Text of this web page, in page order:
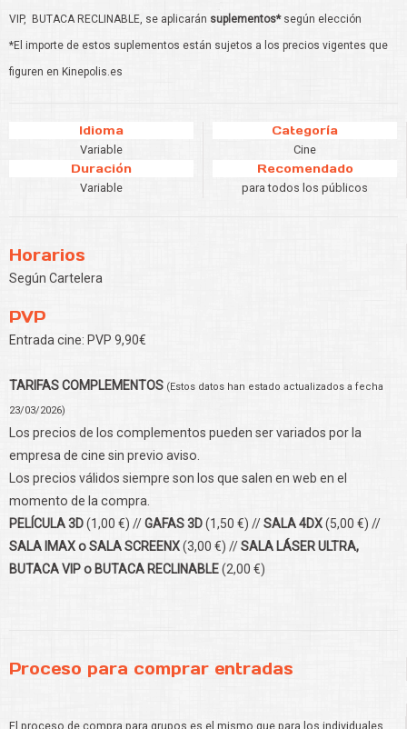
VIP, BUTACA RECLINABLE, se aplicarán suplementos*según elección
*El importe de estos suplementos están sujetos a los precios vigentes que
figuren en Kinepolis.es
Idioma
Variable
Categoría
Cine
Duración
Variable
Recomendado
para todos los públicos
Horarios
Según Cartelera
PVP
Entrada cine: PVP 9,90€
TARIFAS COMPLEMENTOS (Estos datos han estado actualizados a fecha
23/03/2026)
Los precios de los complementos pueden ser variados por la
empresa de cine sin previo aviso.
Los precios válidos siempre son los que salen en web en el
momento de la compra.
PELÍCULA 3D(1,00 €) //GAFAS 3D(1,50 €) //SALA 4DX(5,00 €) //
SALA IMAX o SALA SCREENX(3,00 €) //SALA LÁSER ULTRA,
BUTACA VIP o BUTACA RECLINABLE(2,00 €)
Proceso para comprar entradas
El proceso de compra para grupos es el mismo que para los individuales